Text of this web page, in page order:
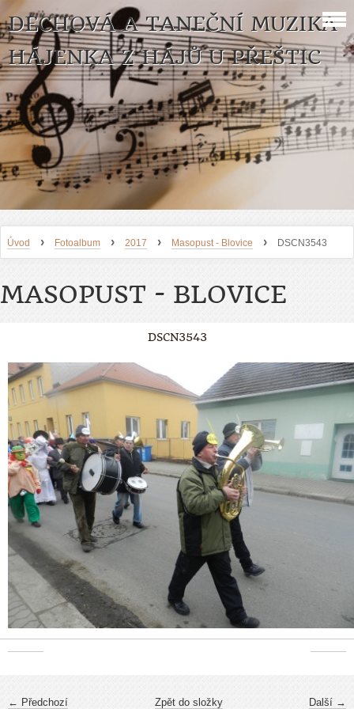
DECHOVÁ A TANEČNÍ MUZIKA
HÁJENKA Z HÁJŮ U PŘEŠTIC
Úvod › Fotoalbum › 2017 › Masopust - Blovice › DSCN3543
MASOPUST - BLOVICE
DSCN3543
← Předchozí Další →
Zpět do složky